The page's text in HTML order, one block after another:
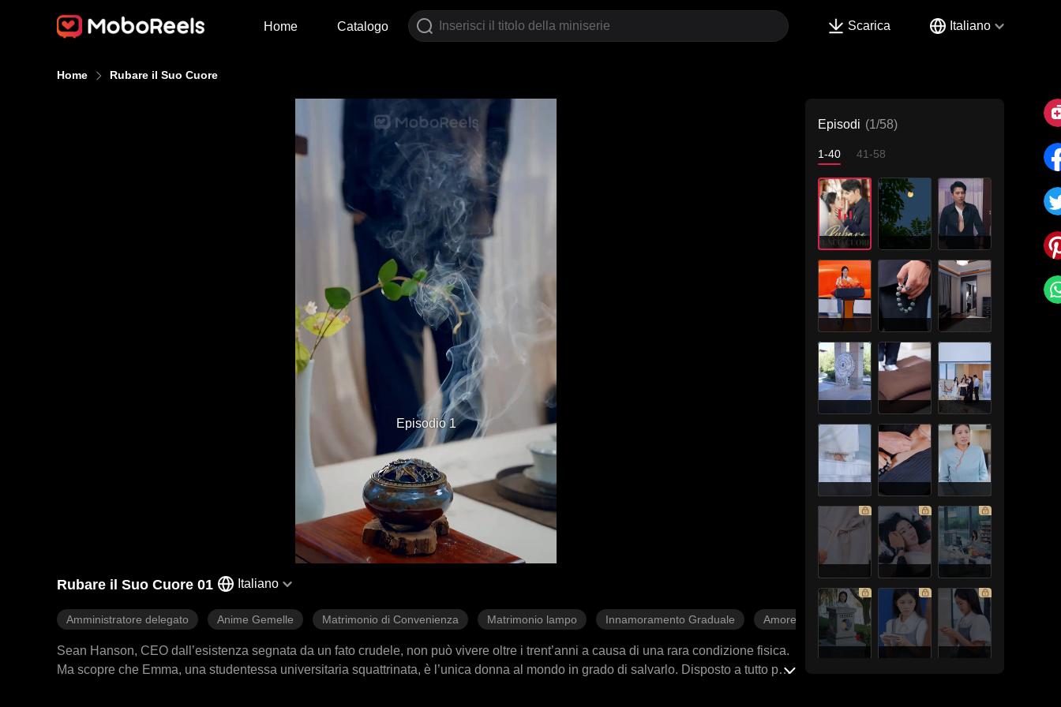
Home Catalogo Scarica Italiano
Home Rubare il Suo Cuore
Episodio 1
Rubare il Suo Cuore 01 Italiano
Amministratore delegato Anime Gemelle Matrimonio di Convenienza Matrimonio lampo Innamoramento Graduale Amore difficile da conquistare Cuore Spezzato
Sean Hanson, CEO dall’esistenza segnata da un fato crudele, non può vivere oltre i trent’anni a causa di una rara condizione fisica.
Ma scopre che Emma, una studentessa universitaria squattrinata, è l’unica donna al mondo in grado di salvarlo. Disposto a tutto pur
Episodi (1/58)
1-40 41-58